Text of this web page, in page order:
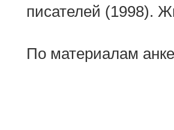
писателей (1998).
По материалам